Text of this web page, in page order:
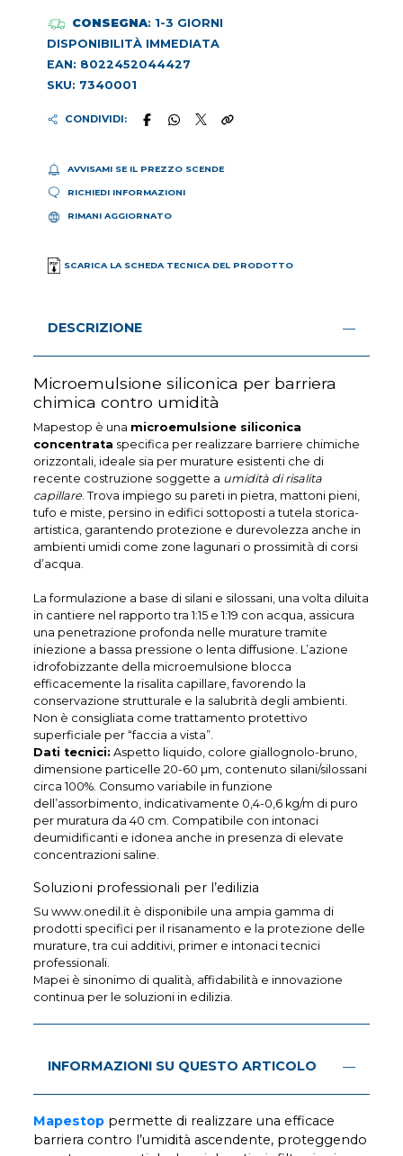
CONSEGNA: 1-3 GIORNI
DISPONIBILITÀ IMMEDIATA
EAN: 8022452044427
SKU: 7340001
CONDIVIDI:
AVVISAMI SE IL PREZZO SCENDE
RICHIEDI INFORMAZIONI
RIMANI AGGIORNATO
SCARICA LA SCHEDA TECNICA DEL PRODOTTO
DESCRIZIONE
Microemulsione siliconica per barriera
chimica contro umidità
Mapestop è una microemulsione siliconica
concentrata specifica per realizzare barriere chimiche
orizzontali, ideale sia per murature esistenti che di
recente costruzione soggette a umidità di risalita
capillare . Trova impiego su pareti in pietra, mattoni pieni,
tufo e miste, persino in edifici sottoposti a tutela storica-
artistica, garantendo protezione e durevolezza anche in
ambienti umidi come zone lagunari o prossimità di corsi
d’acqua.
La formulazione a base di silani e silossani, una volta diluita
in cantiere nel rapporto tra 1:15 e 1:19 con acqua, assicura
una penetrazione profonda nelle murature tramite
iniezione a bassa pressione o lenta diffusione. L’azione
idrofobizzante della microemulsione blocca
efficacemente la risalita capillare, favorendo la
conservazione strutturale e la salubrità degli ambienti.
Non è consigliata come trattamento protettivo
superficiale per “faccia a vista”.
Dati tecnici: Aspetto liquido, colore giallognolo-bruno,
dimensione particelle 20-60 µm, contenuto silani/silossani
circa 100%. Consumo variabile in funzione
dell’assorbimento, indicativamente 0,4-0,6 kg/m di puro
per muratura da 40 cm. Compatibile con intonaci
deumidificanti e idonea anche in presenza di elevate
concentrazioni saline.
Soluzioni professionali per l’edilizia
Su www.onedil.it è disponibile una ampia gamma di
prodotti specifici per il risanamento e la protezione delle
murature, tra cui additivi, primer e intonaci tecnici
professionali.
Mapei è sinonimo di qualità, affidabilità e innovazione
continua per le soluzioni in edilizia.
INFORMAZIONI SU QUESTO ARTICOLO
Mapestop permette di realizzare una efficace
barriera contro l’umidità ascendente, proteggendo